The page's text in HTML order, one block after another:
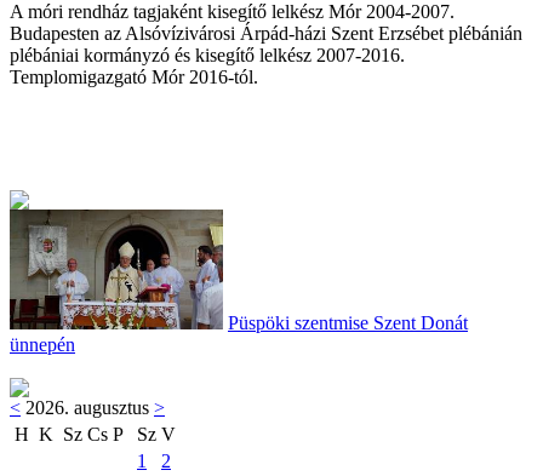
A móri rendház tagjaként kisegítő lelkész Mór 2004-2007.
Budapesten az Alsóvízivárosi Árpád-házi Szent Erzsébet plébánián
plébániai kormányzó és kisegítő lelkész 2007-2016.
Templomigazgató Mór 2016-tól.
Püspöki szentmise Szent Donát
ünnepén
< 2026. augusztus >
H K Sz Cs P Sz V
1
2